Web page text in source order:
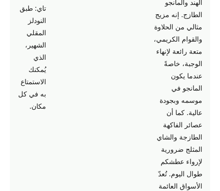
الهند والمانجو
الطازج. إنه مزيج
مثالي من الحلاوة
والقوام الكريمي،
متعة رائعة لإنهاء
الوجبة، خاصةً
عندما يكون
المانجو في
موسمه وبجودة
عالية. كما أن
عصائر الفاكهة
الطازجة والشاي
المثلج ضرورية
لإرواء عطشكم
طوال اليوم. تُعدّ
الأسواق العائمة
تاي: طبق
النودلز
المقلي
الشهير،
الذي
يُمكنك
الاستمتاع
به في كل
مكان.